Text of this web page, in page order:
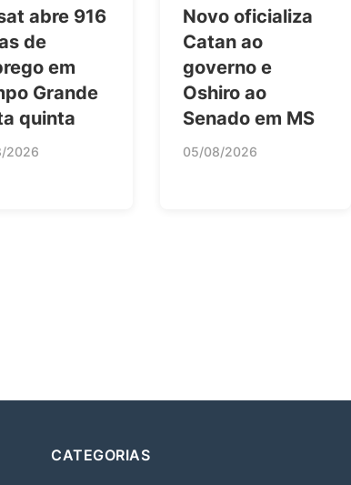
abre 916
de
em
Grande
quinta
2026
Novo oficializa
Catan ao
governo e
Oshiro ao
Senado em MS
05/08/2026
CATEGORIAS